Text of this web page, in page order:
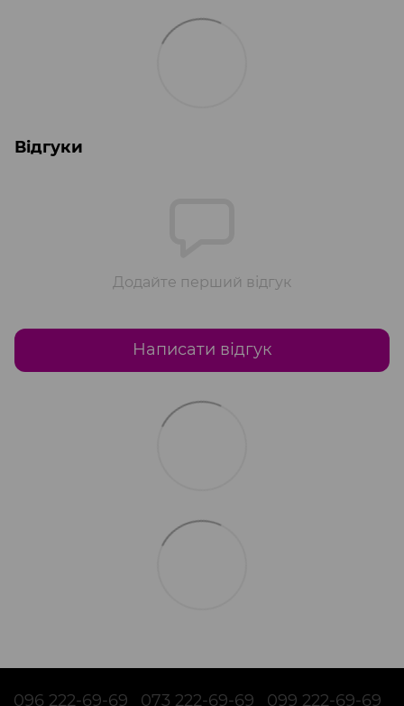
Відгуки
Додайте перший відгук
Написати відгук
096 222-69-69 073 222-69-69 099 222-69-69